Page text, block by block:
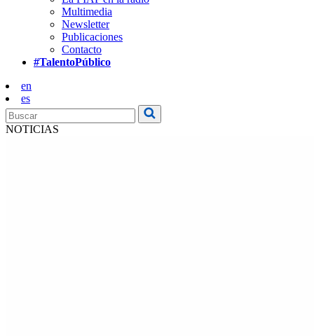
Multimedia
Newsletter
Publicaciones
Contacto
#TalentoPúblico
en
es
NOTICIAS